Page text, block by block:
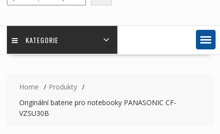
KATEGORIE
Home
Produkty
Originální baterie pro notebooky PANASONIC CF-
VZSU30B